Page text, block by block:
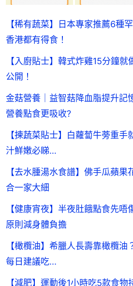
【稀有蔬菜】日本專家推薦6
香港都有得食！
【入廚貼士】韓式炸雞15分鐘
公開！
金菇營養｜益智菇降血脂提升
營養點食更吸收?
【揀蔬菜貼士】白蘿蔔牛蒡重手
汁鮮嫩必睇…
【去水腫湯水食譜】佛手瓜蘋
合一家大細
【健康宵夜】半夜肚餓點食先唔
原則減身體負擔
【橄欖油】希臘人長壽靠橄欖
每日建議吃...
【減肥】運動後1小時吃5款食